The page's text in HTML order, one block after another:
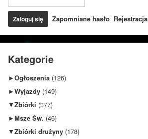
Zapomniane hasło Rejestracja
Kategorie
►Ogłoszenia (126)
►Wyjazdy (149)
▼Zbiórki (377)
►Msze Św. (46)
▼Zbiórki drużyny (178)